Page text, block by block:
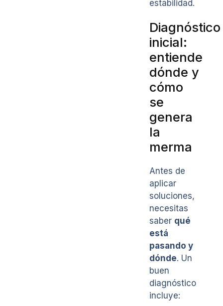
estabilidad.
Diagnóstico
inicial:
entiende
dónde y
cómo
se
genera
la
merma
Antes de
aplicar
soluciones,
necesitas
saber qué
está
pasando y
dónde. Un
buen
diagnóstico
incluye: